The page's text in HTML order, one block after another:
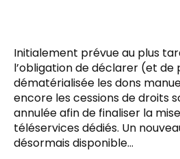
Initialement prévue au plus
l’obligation de déclarer (et
dématérialisée les dons
encore les cessions de droits
annulée afin de finaliser la
téléservices dédiés. Un
désormais disponible…